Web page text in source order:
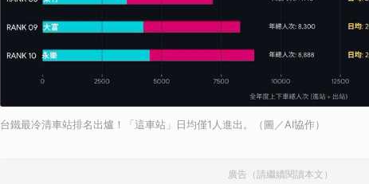
台鐵最冷清車站排名出爐！「這車站」日均僅1人進出。（圖／AI協作）
廣告（請繼續閱讀本文）